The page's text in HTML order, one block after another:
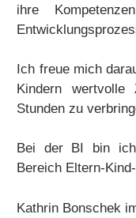
ihre
Ich freue mich
Kindern
Stunden zu
Bei der BI bin
Bereich Eltern-
Kathrin Bonschek